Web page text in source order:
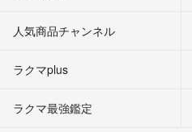
人気商品チャンネル
ラクマplus
ラクマ最強鑑定